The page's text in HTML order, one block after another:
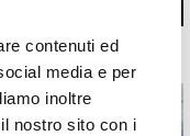
contenuti ed
media e per
inoltre
nostro sito con i